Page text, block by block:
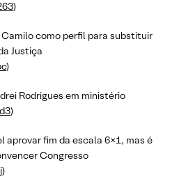
)
como perfil para substituir
Justiça
)
Rodrigues em ministério
)
aprovar fim da escala 6×1, mas é
Congresso
)